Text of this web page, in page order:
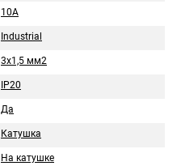
10A
Industrial
3х1,5 мм2
IP20
Да
Катушка
На катушке